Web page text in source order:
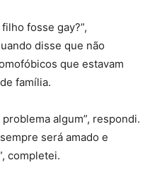
fosse gay?”,
disse que não
que estavam
família.
algum”, respondi.
será amado e
completei.